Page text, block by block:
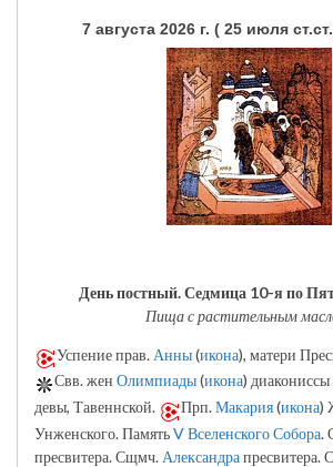
7 августа 2026 г. ( 25 июля
День постный.Седмица 10-я по
Пища с растительным
Успение прав. Анны(икона), матери
Свв. жен Олимпиады(икона) диакониссы
девы, Тавеннской.
Прп.Макария(икона)
Унженского. ПамятьV Вселенского Собора.
пресвитера. Сщмч. Александрапресвитера.